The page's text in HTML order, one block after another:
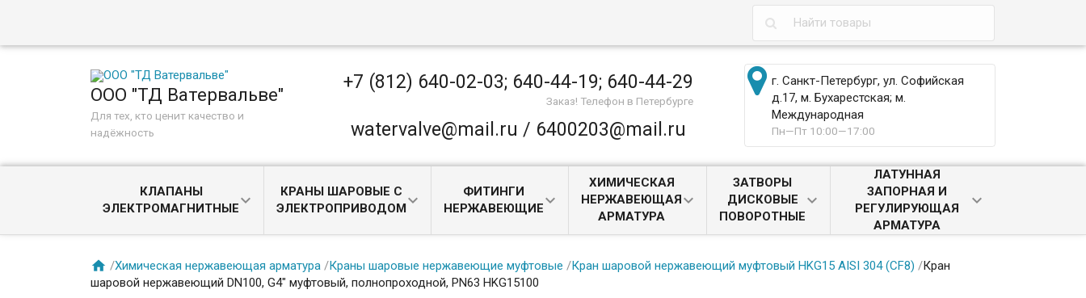
ООО "ТД Ватервальве"
Для тех, кто ценит качество и
надёжность
+7 (812) 640-02-03; 640-44-19; 640-44-29
Заказ! Телефон в Петербурге
watervalve@mail.ru / 6400203@mail.ru
г. Санкт-Петербург, ул. Софийская
д.17, м. Бухарестская; м.
Международная
Пн—Пт 10:00—17:00
КЛАПАНЫ
ЭЛЕКТРОМАГНИТНЫЕ
КРАНЫ ШАРОВЫЕ С
ЭЛЕКТРОПРИВОДОМ
ФИТИНГИ
НЕРЖАВЕЮЩИЕ
ХИМИЧЕСКАЯ
НЕРЖАВЕЮЩАЯ
АРМАТУРА
ЗАТВОРЫ
ДИСКОВЫЕ
ПОВОРОТНЫЕ
ЛАТУННАЯ
ЗАПОРНАЯ И
РЕГУЛИРУЮЩАЯ
АРМАТУРА
 /Химическая нержавеющая арматура /Краны шаровые нержавеющие муфтовые /Кран шаровой нержавеющий муфтовый HKG15 AISI 304 (CF8) /Кран
шаровой нержавеющий DN100, G4" муфтовый, полнопроходной, PN63 HKG15100